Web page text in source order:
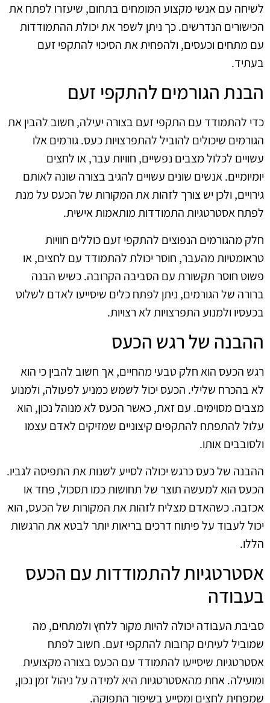
לשיחה עם אנשי מקצוע המומחים בתחום, שיעזרו לפתח את
הכישורים הנדרשים. כך ניתן לשפר את יכולת ההתמודדות
עם מתחים וכעסים, ולהפחית את הסיכוי להתקפי זעם
בעתיד.
הבנת הגורמים להתקפי זעם
כדי להתמודד עם התקפי זעם בצורה יעילה, חשוב להבין את
הגורמים שיכולים להוביל להתפרצויות כעס. גורמים אלו
עשויים לכלול מצבים נפשיים, חוויות עבר, או לחצים
יומיומיים. אנשים שונים עשויים להגיב בצורה שונה לאותם
גירויים, ולכן יש צורך לזהות את המקורות של הכעס על מנת
לפתח אסטרטגיות התמודדות מותאמות אישית.
חלק מהגורמים הנפוצים להתקפי זעם כוללים חוויות
טראומטיות מהעבר, חוסר יכולת להתמודד עם לחצים, או
פשוט חוסר תקשורת עם הסביבה הקרובה. כשיש הבנה
ברורה של הגורמים, ניתן לפתח כלים שיסייעו לאדם לשלוט
בכעסיו ולמנוע התפרצויות לא רצויות.
ההבנה של רגש הכעס
רגש הכעס הוא חלק טבעי מהחיים, אך חשוב להבין כי הוא
לא בהכרח שלילי. הכעס יכול לשמש כמניע לפעולה, ולמנוע
מצבים מסוימים. עם זאת, כאשר הכעס לא מנוהל נכון, הוא
עלול להתפתח להתקפים קיצוניים שמזיקים לאדם עצמו
ולסובבים אותו.
ההבנה של כעס כרגש יכולה לסייע לשנות את התפיסה לגביו.
הכעס הוא למעשה תוצר של תחושות כמו תסכול, פחד או
אכזבה. כשהאדם מצליח לזהות את המקורות של הכעס, הוא
יכול לעבוד על פיתוח דרכים בריאות יותר לבטא את הרגשות
הללו.
אסטרטגיות להתמודדות עם הכעס
בעבודה
סביבת העבודה יכולה להיות מקור ללחץ ולמתחים, מה
שמוביל לעיתים קרובות להתקפי זעם. חשוב לפתח
אסטרטגיות שיסייעו להתמודד עם הכעס בצורה מקצועית
ומועילה. אחת מהאסטרטגיות היא למידה על ניהול זמן נכון,
שמפחית לחצים ומסייע בשיפור התפוקה.